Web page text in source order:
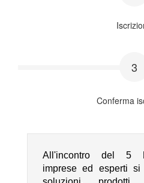
3
Conferma
All'incontro del 5
imprese ed esperti si